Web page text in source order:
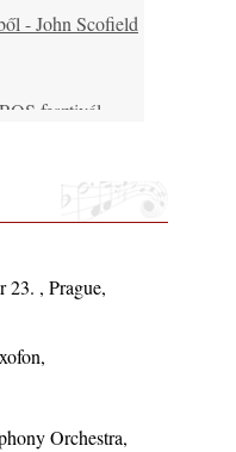
- John Scofield
fesztivál,
Juhász
23. , Prague,
Orchestra,